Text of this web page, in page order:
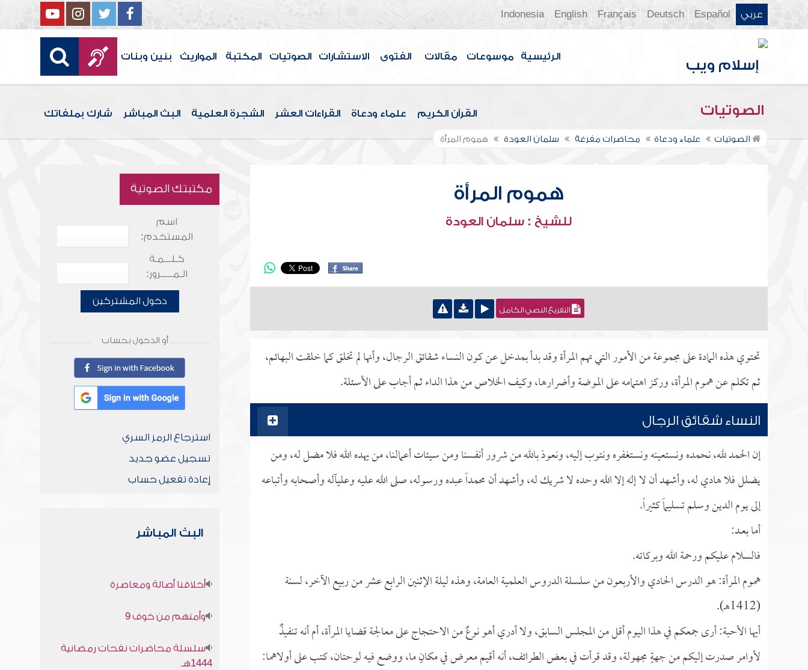
عربي Español
Deutsch
Français
English
Indonesia
الرئيسية موسوعات مقالات الفتوى الاستشارات الصوتيات المكتبة المواريث بنين وبنات
الصوتيات القرآن الكريم علماء ودعاة القراءات العشر الشجرة العلمية البث المباشر شارك بملفاتك
الصوتيات علماء ودعاة محاضرات مفرغة سلمان العودة هموم المرأة
هموم المرأة
للشيخ : سلمان العودة
التفريغ النصي الكامل
تحتوي هذه المادة على مجموعة من الأمور التي تهم المرأة وقد بدأ بمدخل عن كون النساء شقائق الرجال، وأنها لم تخلق كما خلقت البهائم،
ثم تكلم عن هموم المرأة، وركز اهتمامه على الموضة وأضرارها، وكيف الخلاص من هذا الداء ثم أجاب على الأسئلة.
النساء شقائق الرجال
إن الحمد لله، نحمده ونستعينه ونستغفره ونتوب إليه، ونعوذ بالله من شرور أنفسنا ومن سيئات أعمالنا، من يهده الله فلا مضل له، ومن
يضلل فلا هادي له، وأشهد أن لا إله إلا الله وحده لا شريك له، وأشهد أن محمداً عبده ورسوله، صلى الله عليه وعلىآله وأصحابه وأتباعه
إلى يوم الدين وسلم تسليماً كثيراً.
أما بعــد:
فالسلام عليكم ورحمة الله وبركاته.
هموم المرأة: هو الدرس الحادي والأربعون من سلسلة الدروس العلمية العامة، وهذه ليلة الإثنين الرابع عشر من ربيع الآخر، لسنة
(1412هـ).
أيها الأحبة: أرى جمعكم في هذا اليوم أقل من المجلس السابق، ولا أدري أهو نوعٌ من الاحتجاج على معالجة قضايا المرأة، أم أنه تنفيذٌ
لأوامر صدرت إليكم من جهةٍ مجهولة، وقد قرأت في بعض الطرائف، أنه أقيم معرض في مكانٍ ما، ووضع فيه لوحتان، كتب على أولاهما:
مكتبتك الصوتية
اسم
المستخدم:
كـلـــمـة
الـمـــــرور:
دخول المشتركين
أو الدخول بحساب
استرجاع الرمز السري
تسجيل عضو جديد
إعادة تفعيل حساب
البث المباشر
أخلاقنا أصالة ومعاصرة
وأمنهم من خوف 9
سلسلة محاضرات نفحات رمضانية
1444هـ